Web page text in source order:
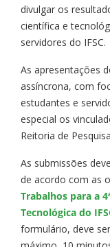
divulgar os
científica e
servidores do IFSC.
As apresentações
assíncrona, com
estudantes e
especial os
Reitoria de
As submissões
de acordo com as
Trabalhos para a
Tecnológica do
formulário, deve